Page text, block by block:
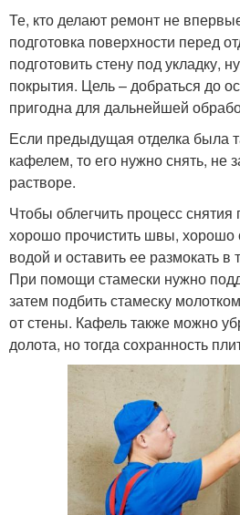
Те, кто делают ремонт не
подготовка поверхности перед
подготовить стену под укладку,
покрытия. Цель – добраться до
пригодна для дальнейшей
Если предыдущая отделка была
кафелем, то его нужно снять, не
растворе.
Чтобы облегчить процесс
хорошо прочистить швы, хорошо
водой и оставить ее размокать в
При помощи стамески нужно
затем подбить стамеску
от стены. Кафель также можно
долота, но тогда сохранность